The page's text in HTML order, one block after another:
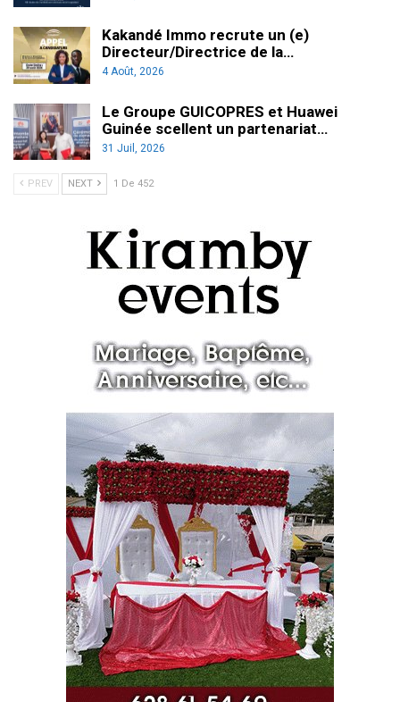
Kakandé Immo recrute un (e)
Directeur/Directrice de la…
4 Août, 2026
Le Groupe GUICOPRES et Huawei
Guinée scellent un partenariat…
31 Juil, 2026
PREV NEXT 1 De 452